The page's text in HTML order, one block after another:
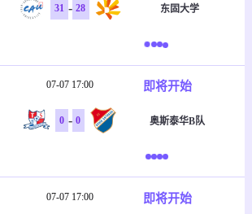
31 - 28 东固大学
07-07 17:00 即将开始
0 - 0 奥斯泰华B队
07-07 17:00 即将开始